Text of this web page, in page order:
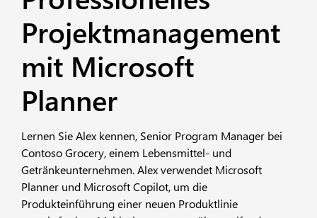
Projektmanagement
mit Microsoft
Planner
Lernen Sie Alex kennen, Senior Program Manager bei
Contoso Grocery, einem Lebensmittel- und
Getränkeunternehmen. Alex verwendet Microsoft
Planner und Microsoft Copilot, um die
Produkteinführung einer neuen Produktlinie